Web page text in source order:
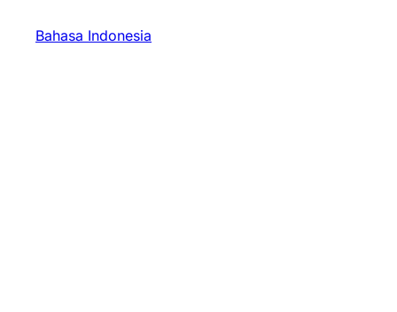
Bahasa Indonesia